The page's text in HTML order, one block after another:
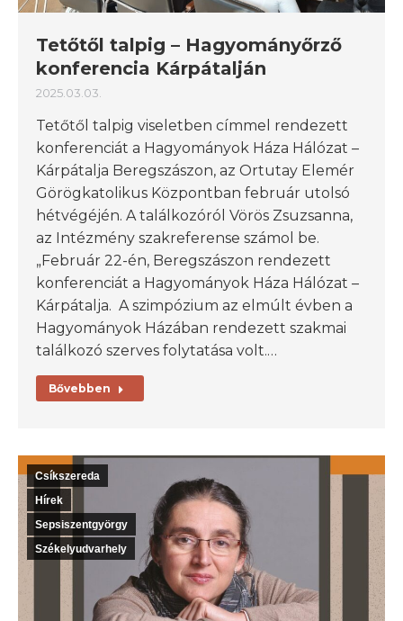
Tetőtől talpig – Hagyományőrző
konferencia Kárpátalján
2025.03.03.
Tetőtől talpig viseletben címmel rendezett
konferenciát a Hagyományok Háza Hálózat –
Kárpátalja Beregszászon, az Ortutay Elemér
Görögkatolikus Központban február utolsó
hétvégéjén. A találkozóról Vörös Zsuzsanna,
az Intézmény szakreferense számol be.
„Február 22-én, Beregszászon rendezett
konferenciát a Hagyományok Háza Hálózat –
Kárpátalja. A szimpózium az elmúlt évben a
Hagyományok Házában rendezett szakmai
találkozó szerves folytatása volt.…
Bővebben
Csíkszereda
Hírek
Sepsiszentgyörgy
Székelyudvarhely